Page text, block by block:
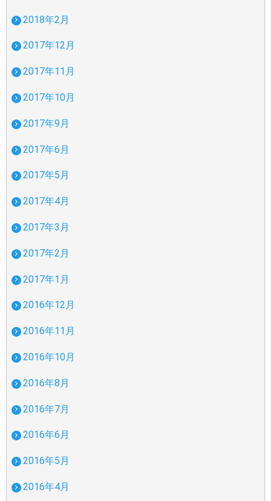
2018年2月
2017年12月
2017年11月
2017年10月
2017年9月
2017年6月
2017年5月
2017年4月
2017年3月
2017年2月
2017年1月
2016年12月
2016年11月
2016年10月
2016年8月
2016年7月
2016年6月
2016年5月
2016年4月